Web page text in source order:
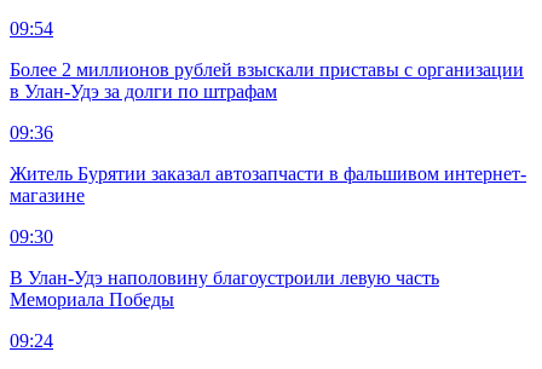
09:54
Более 2 миллионов рублей взыскали приставы с организации
в Улан-Удэ за долги по штрафам
09:36
Житель Бурятии заказал автозапчасти в фальшивом интернет-
магазине
09:30
В Улан-Удэ наполовину благоустроили левую часть
Мемориала Победы
09:24